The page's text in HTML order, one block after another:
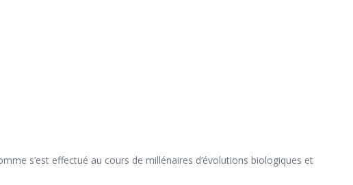
s’est effectué au cours de millénaires d’évolutions biologiques et